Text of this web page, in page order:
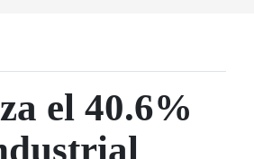
el 40.6%